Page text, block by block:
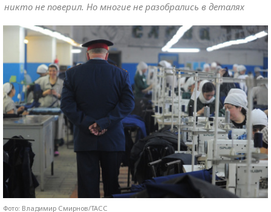
никто не поверил. Но многие не разобрались в деталях
Фото: Владимир Смирнов/ТАСС